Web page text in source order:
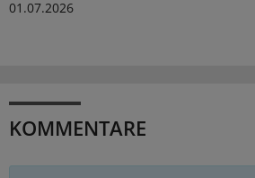
01.07.2026
KOMMENTARE